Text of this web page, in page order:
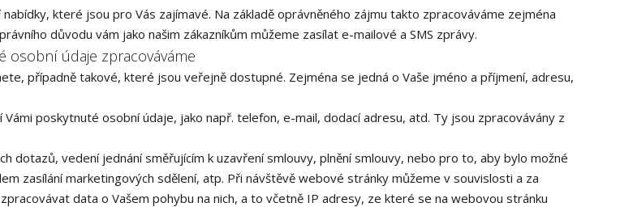
které jsou pro Vás zajímavé. Na základě oprávněného zájmu takto zpracováváme zejména
důvodu vám jako našim zákazníkům můžeme zasílat e-mailové a SMS zprávy.
osobní údaje zpracováváme
případně takové, které jsou veřejně dostupné. Zejména se jedná o Vaše jméno a příjmení, adresu,
poskytnuté osobní údaje, jako např. telefon, e-mail, dodací adresu, atd. Ty jsou zpracovávány z
vedení jednání směřujícím k uzavření smlouvy, plnění smlouvy, nebo pro to, aby bylo možné
zasílání marketingových sdělení, atp. Při návštěvě webové stránky můžeme v souvislosti a za
data o Vašem pohybu na nich, a to včetně IP adresy, ze které se na webovou stránku